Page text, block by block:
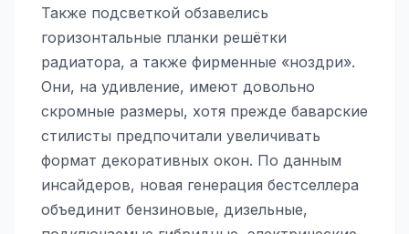
Также подсветкой обзавелись
горизонтальные планки решётки
радиатора, а также фирменные «ноздри».
Они, на удивление, имеют довольно
скромные размеры, хотя прежде баварские
стилисты предпочитали увеличивать
формат декоративных окон. По данным
инсайдеров, новая генерация бестселлера
объединит бензиновые, дизельные,